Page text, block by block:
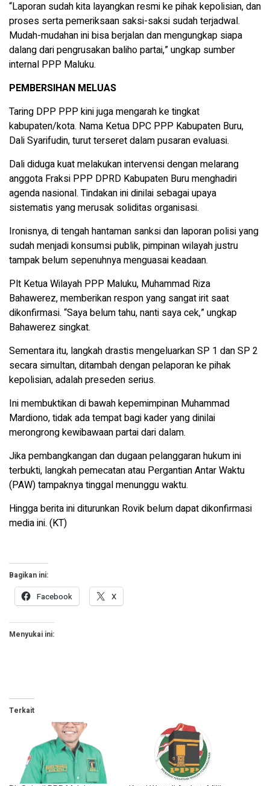
“Laporan sudah kita layangkan resmi ke pihak kepolisian, dan
proses serta pemeriksaan saksi-saksi sudah terjadwal.
Mudah-mudahan ini bisa berjalan dan mengungkap siapa
dalang dari pengrusakan baliho partai,” ungkap sumber
internal PPP Maluku.
PEMBERSIHAN MELUAS
Taring DPP PPP kini juga mengarah ke tingkat
kabupaten/kota. Nama Ketua DPC PPP Kabupaten Buru,
Dali Syarifudin, turut terseret dalam pusaran evaluasi.
Dali diduga kuat melakukan intervensi dengan melarang
anggota Fraksi PPP DPRD Kabupaten Buru menghadiri
agenda nasional. Tindakan ini dinilai sebagai upaya
sistematis yang merusak soliditas organisasi.
Ironisnya, di tengah hantaman sanksi dan laporan polisi yang
sudah menjadi konsumsi publik, pimpinan wilayah justru
tampak belum sepenuhnya menguasai keadaan.
Plt Ketua Wilayah PPP Maluku, Muhammad Riza
Bahawerez, memberikan respon yang sangat irit saat
dikonfirmasi. “Saya belum tahu, nanti saya cek,” ungkap
Bahawerez singkat.
Sementara itu, langkah drastis mengeluarkan SP 1 dan SP 2
secara simultan, ditambah dengan pelaporan ke pihak
kepolisian, adalah preseden serius.
Ini membuktikan di bawah kepemimpinan Muhammad
Mardiono, tidak ada tempat bagi kader yang dinilai
merongrong kewibawaan partai dari dalam.
Jika pembangkangan dan dugaan pelanggaran hukum ini
terbukti, langkah pemecatan atau Pergantian Antar Waktu
(PAW) tampaknya tinggal menunggu waktu.
Hingga berita ini diturunkan Rovik belum dapat dikonfirmasi
media ini. (KT)
Bagikan ini:
Facebook X
Menyukai ini:
Terkait